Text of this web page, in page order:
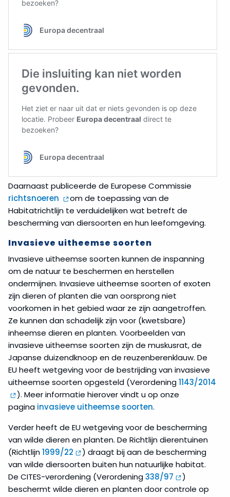
Daarnaast publiceerde de Europese Commissie
richtsnoeren
om de toepassing van de
Habitatrichtlijn te verduidelijken wat betreft de
bescherming van diersoorten en hun leefomgeving.
Invasieve uitheemse soorten
Invasieve uitheemse soorten kunnen de inspanning
om de natuur te beschermen en herstellen
ondermijnen. Invasieve uitheemse soorten of exoten
zijn dieren of planten die van oorsprong niet
voorkomen in het gebied waar ze zijn aangetroffen.
Ze kunnen dan schadelijk zijn voor (kwetsbare)
inheemse dieren en planten. Voorbeelden van
invasieve uitheemse soorten zijn de muskusrat, de
Japanse duizendknoop en de reuzenberenklauw. De
EU heeft wetgeving voor de bestrijding van invasieve
uitheemse soorten opgesteld (Verordening1143/2014
). Meer informatie hierover vindt u op onze
pagina invasieve uitheemse soorten.
Verder heeft de EU wetgeving voor de bescherming
van wilde dieren en planten. De Richtlijn dierentuinen
(Richtlijn1999/22
) draagt bij aan de bescherming
van wilde diersoorten buiten hun natuurlijke habitat.
De CITES-verordening (Verordening338/97
)
beschermt wilde dieren en planten door controle op